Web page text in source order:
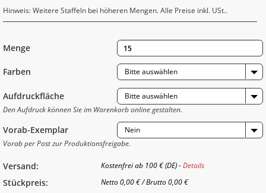
Hinweis: Weitere Staffeln bei höheren Mengen. Alle Preise inkl. USt..
Menge
Farben Bitte auswählen
Aufdruckfläche
Bitte auswählen
Den Aufdruck können Sie im Warenkorb online gestalten.
Vorab-Exemplar
Nein
Vorab per Post zur Produktionsfreigabe.
Versand: Kostenfrei ab 100 € (DE) -Details
Stückpreis: Netto 0,00 €/ Brutto 0,00 €